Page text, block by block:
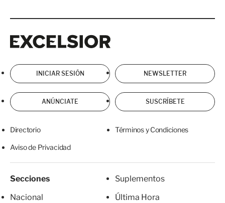
INICIAR SESIÓN NEWSLETTER
ANÚNCIATE SUSCRÍBETE
Directorio Términos y Condiciones
Aviso de Privacidad
Secciones
Nacional
Suplementos
Última Hora